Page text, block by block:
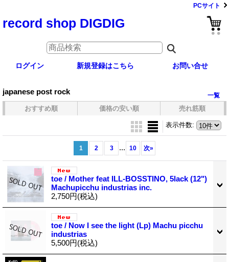
PCサイト
record shop DIGDIG
ログイン 新規登録はこちら お問い合せ
japanese post rock 一覧
おすすめ順 価格の安い順 売れ筋順
表示件数:
1 2 3 ... 10 次»
toe / Mother feat ILL-BOSSTINO, 5lack (12")
Machupicchu industrias inc.
2,750円(税込)
toe / Now I see the light (Lp) Machu picchu
industrias
5,500円(税込)